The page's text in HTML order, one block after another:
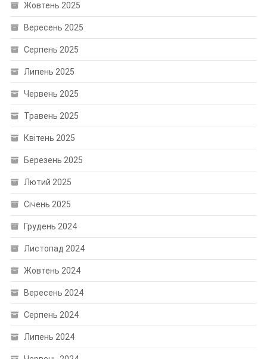
Жовтень 2025
Вересень 2025
Серпень 2025
Липень 2025
Червень 2025
Травень 2025
Квітень 2025
Березень 2025
Лютий 2025
Січень 2025
Грудень 2024
Листопад 2024
Жовтень 2024
Вересень 2024
Серпень 2024
Липень 2024